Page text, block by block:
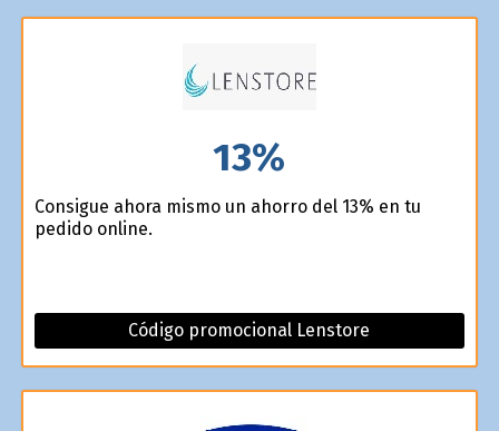
13%
Consigue ahora mismo un ahorro del 13% en tu
pedido online.
Código promocional Lenstore